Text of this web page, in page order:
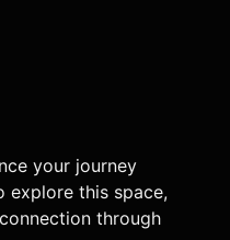
your journey
explore this space,
through